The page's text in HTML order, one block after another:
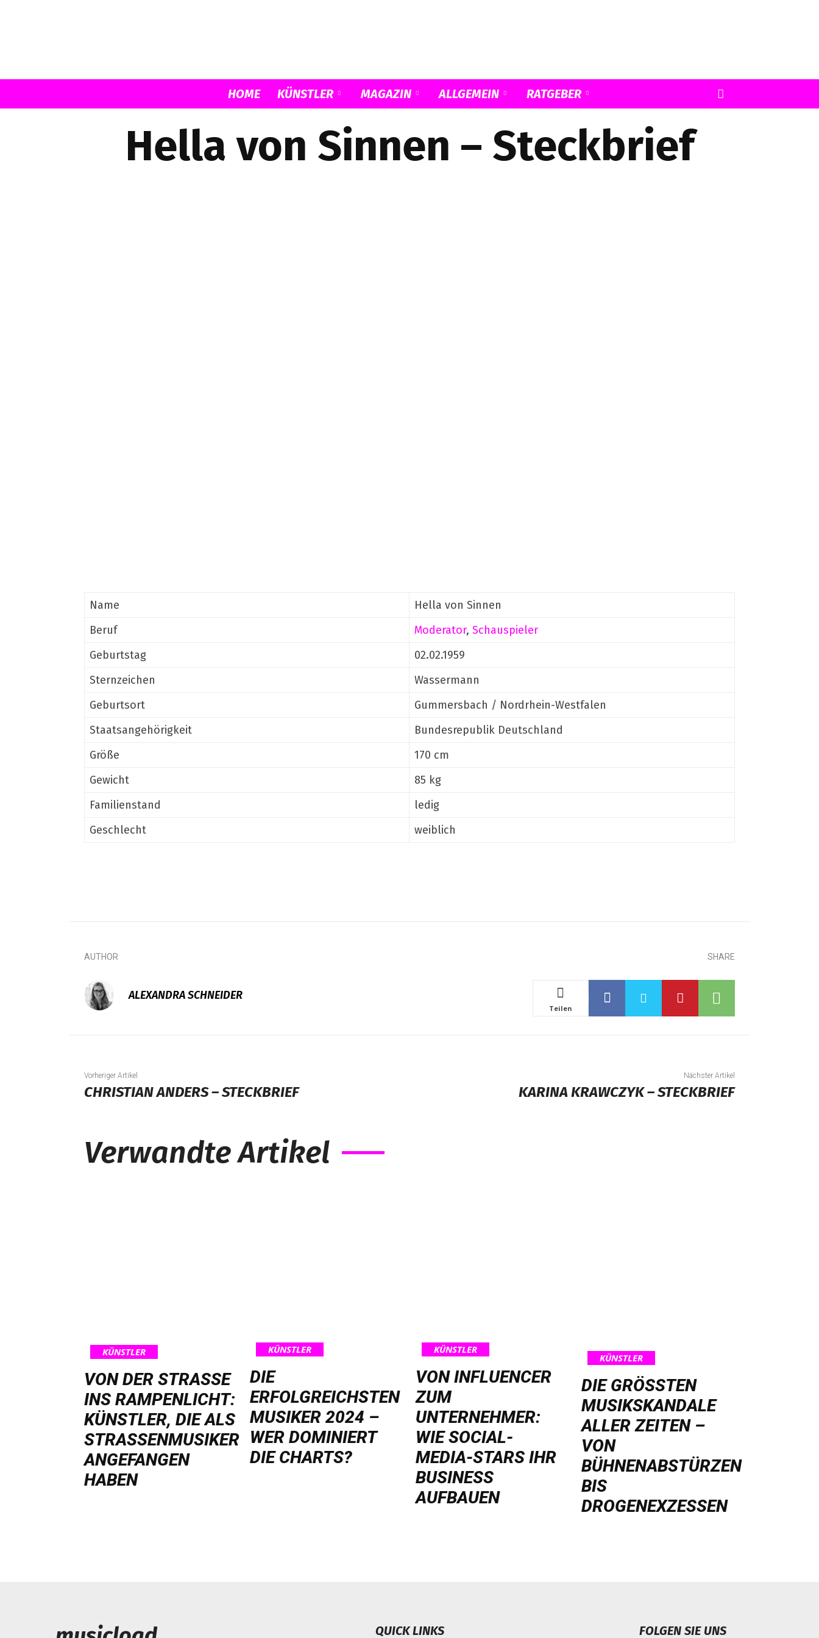
Musicload
HOME KÜNSTLER MAGAZIN ALLGEMEIN RATGEBER
Hella von Sinnen – Steckbrief
Name
Hella von Sinnen
Beruf
Moderator, Schauspieler
Geburtstag
02.02.1959
Sternzeichen
Wassermann
Geburtsort
Gummersbach / Nordrhein-Westfalen
Staatsangehörigkeit
Bundesrepublik Deutschland
Größe
170 cm
Gewicht
85 kg
Familienstand
ledig
Geschlecht
weiblich
AUTHOR
ALEXANDRA SCHNEIDER
SHARE
Teilen
Vorheriger Artikel
CHRISTIAN ANDERS – STECKBRIEF
Nächster Artikel
KARINA KRAWCZYK – STECKBRIEF
Verwandte Artikel
KÜNSTLER
VON DER STRASSE I
NS RAMPENLICHT: K
ÜNSTLER, DIE ALS S
TRASSENMUSIKER AN
GEFANGEN HA
BEN
KÜNSTLER
DIE
ERFOLGREICHSTEN
MUSIKER 2024 –
WER DOMINIERT
DIE CHARTS?
KÜNSTLER
VON INFLUENCER
ZUM
UNTERNEHMER:
WIE SOCIAL-
MEDIA-STARS IHR
BUSINESS
AUFBAUEN
KÜNSTLER
DIE GRÖSSTEN M
USIKSKANDALE A
LLER ZEITEN – V
ON B
ÜHNENABSTÜRZEN B
IS D
ROGENEXZESSEN
QUICK LINKS FOLGEN SIE UNS